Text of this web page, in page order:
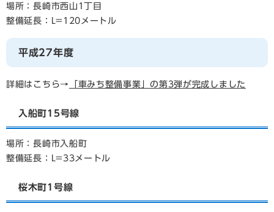
場所：長崎市西山1丁目
整備延長：L=120メートル
平成27年度
詳細はこちら→ 「車みち整備事業」の第3弾が完成しました
入船町15号線
場所：長崎市入船町
整備延長：L=33メートル
桜木町1号線